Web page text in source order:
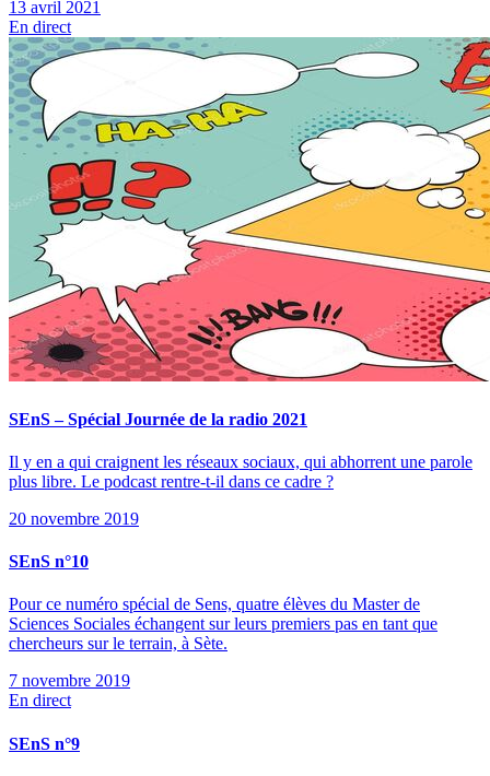
13 avril 2021
En direct
SEnS – Spécial Journée de la radio 2021
Il y en a qui craignent les réseaux sociaux, qui abhorrent une parole
plus libre. Le podcast rentre-t-il dans ce cadre ?
20 novembre 2019
SEnS n°10
Pour ce numéro spécial de Sens, quatre élèves du Master de
Sciences Sociales échangent sur leurs premiers pas en tant que
chercheurs sur le terrain, à Sète.
7 novembre 2019
En direct
SEnS n°9